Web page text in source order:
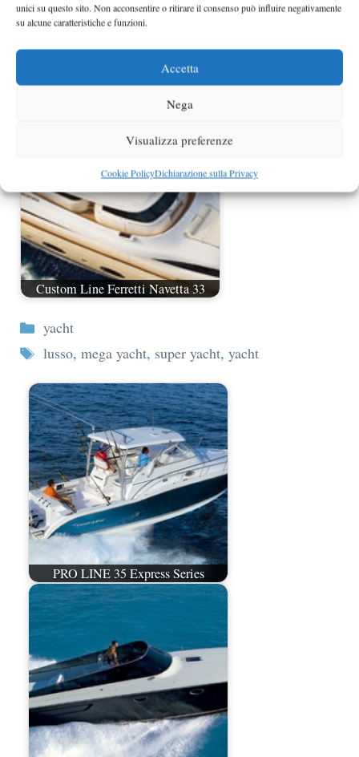
unici su questo sito. Non acconsentire o ritirare il consenso può influire negativamente
su alcune caratteristiche e funzioni.
Accetta
Nega
Visualizza preferenze
Cookie PolicyDichiarazione sulla Privacy
Venezia 34 Spider
Custom Line Ferretti Navetta 33
Categorie
yacht
Tag
lusso, mega yacht, super yacht, yacht
PRO LINE 35 Express Series